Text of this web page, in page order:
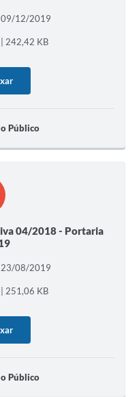
09/12/2019
| 242,42 KB
Público
04/2018 - Portaria
23/08/2019
| 251,06 KB
Público